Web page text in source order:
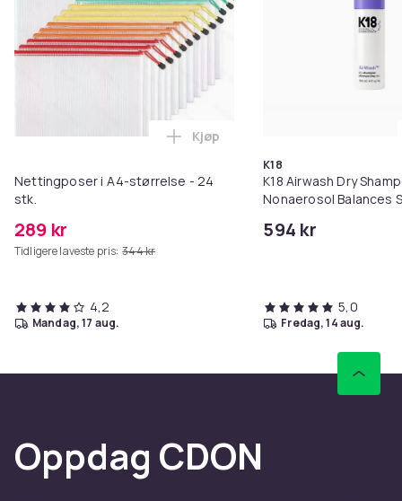
Nettingposer i A4-størrelse - 24
stk.
289 kr
Tidligere laveste pris: 344 kr
Legg Nettingposer i A4-
Kjøp
4,2
mandag, 17 aug.
K18
K18 Airwash Dry
Nonaerosol Balances
594 kr
5,0
fredag, 14 aug.
Oppdag CDON